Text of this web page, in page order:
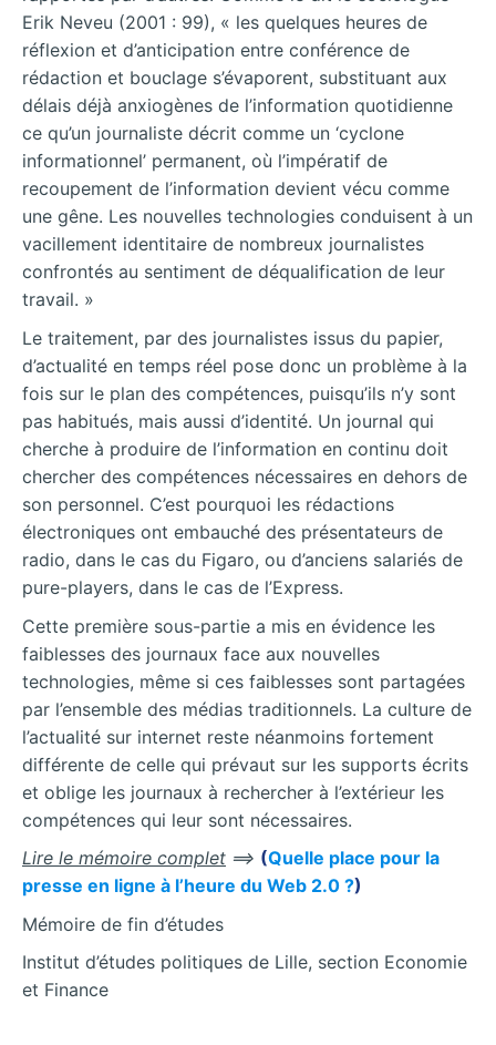
Erik Neveu (2001 : 99), « les quelques heures de
réflexion et d’anticipation entre conférence de
rédaction et bouclage s’évaporent, substituant aux
délais déjà anxiogènes de l’information quotidienne
ce qu’un journaliste décrit comme un ‘cyclone
informationnel’ permanent, où l’impératif de
recoupement de l’information devient vécu comme
une gêne. Les nouvelles technologies conduisent à un
vacillement identitaire de nombreux journalistes
confrontés au sentiment de déqualification de leur
travail. »
Le traitement, par des journalistes issus du papier,
d’actualité en temps réel pose donc un problème à la
fois sur le plan des compétences, puisqu’ils n’y sont
pas habitués, mais aussi d’identité. Un journal qui
cherche à produire de l’information en continu doit
chercher des compétences nécessaires en dehors de
son personnel. C’est pourquoi les rédactions
électroniques ont embauché des présentateurs de
radio, dans le cas du Figaro, ou d’anciens salariés de
pure-players, dans le cas de l’Express.
Cette première sous-partie a mis en évidence les
faiblesses des journaux face aux nouvelles
technologies, même si ces faiblesses sont partagées
par l’ensemble des médias traditionnels. La culture de
l’actualité sur internet reste néanmoins fortement
différente de celle qui prévaut sur les supports écrits
et oblige les journaux à rechercher à l’extérieur les
compétences qui leur sont nécessaires.
Lire le mémoire complet ==> (Quelle place pour la
presse en ligne à l’heure du Web 2.0 ?)
Mémoire de fin d’études
Institut d’études politiques de Lille, section Economie
et Finance